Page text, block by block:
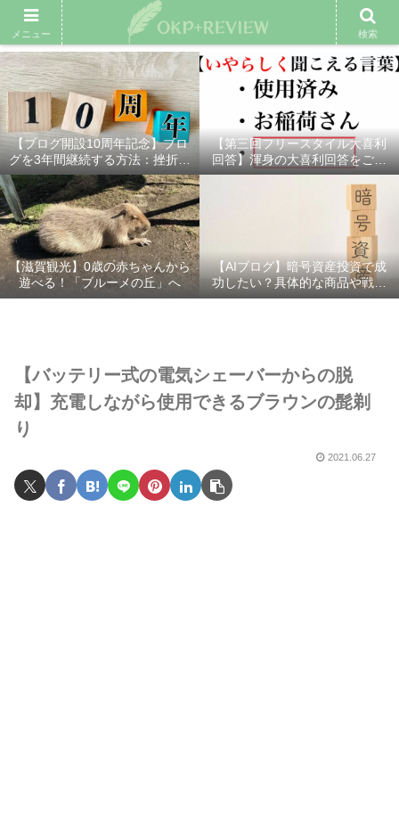
雑記ブログ プロフィール 余興動画 ベスト大喜利 スポ
【ブログ開設10周年記念】ブロ
グを3年間継続する方法：挫折し
ないための7つの秘訣
【第三回フリースタイル大喜利
回答】渾身の大喜利回答をご紹
介！
【滋賀観光】0歳の赤ちゃんから
遊べる！「ブルーメの丘」へ
【AIブログ】暗号資産投資で成
功したい？具体的な商品や戦略
を分かりやすく解説！
【バッテリー式の電気シェーバーからの脱
却】充電しながら使用できるブラウンの髭剃
り
2021.06.27
メニュー 検索